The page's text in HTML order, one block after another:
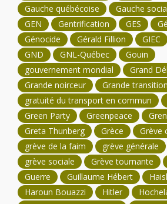
Gauche québécoise
Gauche
GEN
Gentrification GES
Génocide
Gérald Fillion GIEC
GND
GNL-Québec
Gouin
gouvernement mondial
Grand
Grande noirceur
Grande transition
gratuité du transport en commun
Green Party
Greenpeace
Greta Thunberg
Grèce
Grève
grève de la faim
grève générale
grève sociale
Grève tournante
Guerre
Guillaume Hébert
Haroun Bouazzi
Hitler